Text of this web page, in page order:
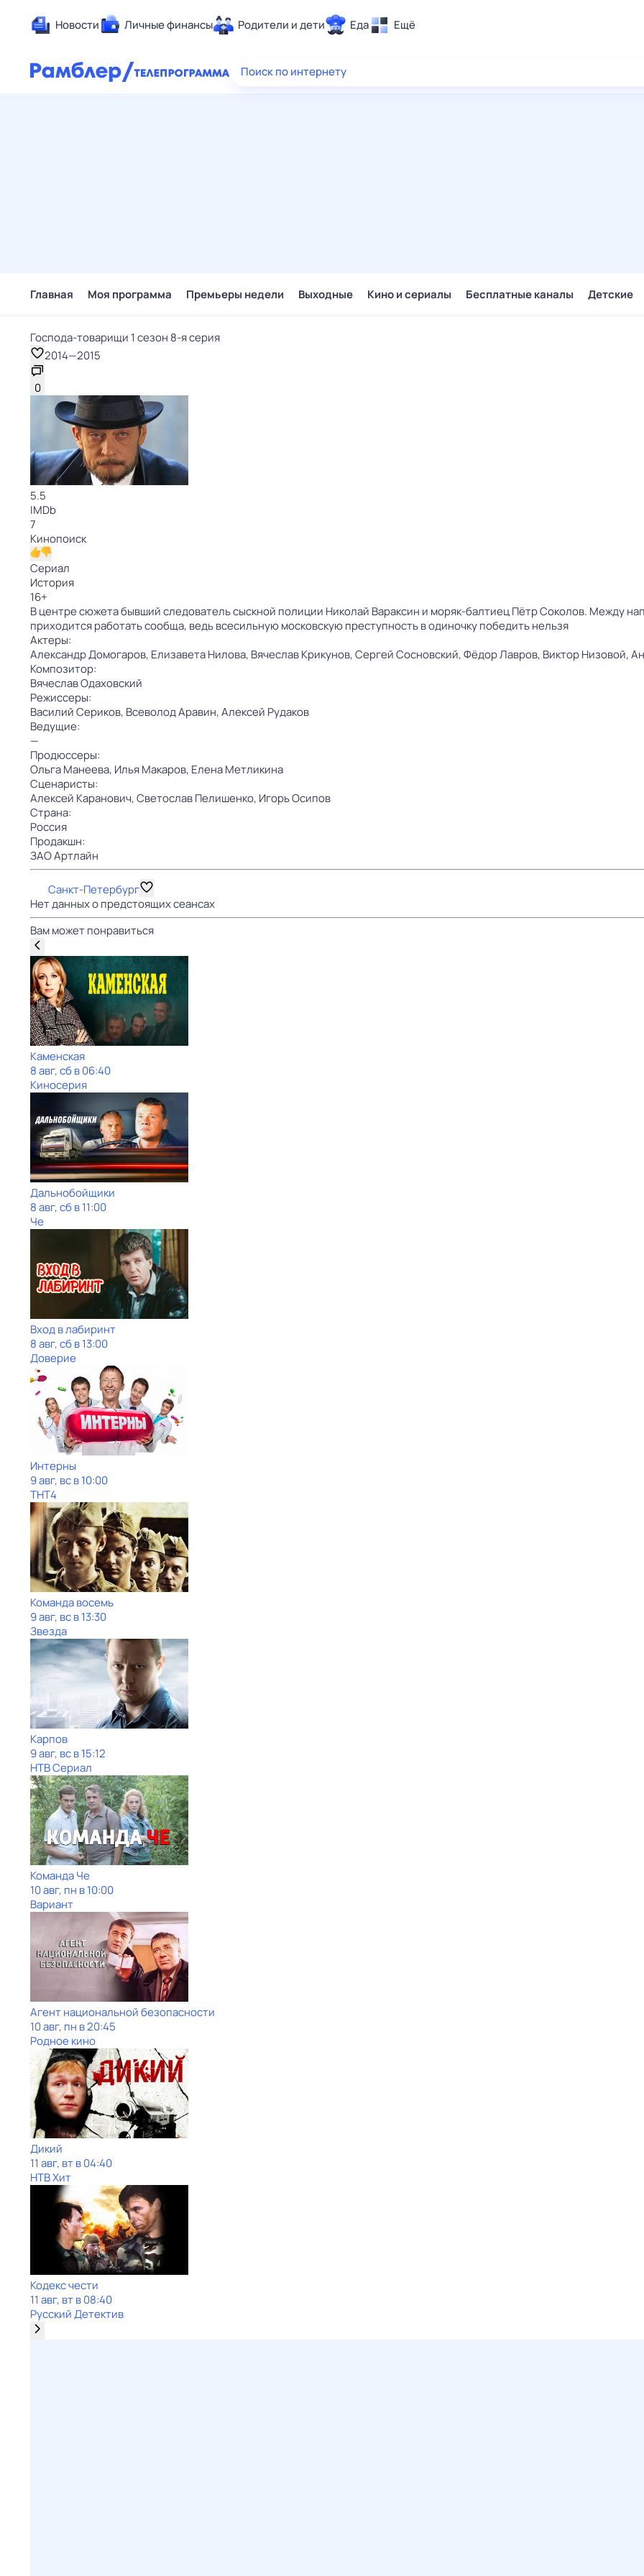
Новости Личные финансы Родители и дети Еда Ещё
Здоровье
Поиск по интернету
Главная Моя программа Премьеры недели Выходные Кино и сериалы Бесплатные каналы Детские
Господа-товарищи 1 сезон 8-я серия
2014—2015
0
5.5
IMDb
7
Кинопоиск
Сериал
История
16+
В центре сюжета бывший следователь сыскной полиции Николай Вараксин и моряк-балтиец Пётр Соколов. Между
приходится работать сообща, ведь всесильную московскую преступность в одиночку победить нельзя
Актеры:
Александр Домогаров, Елизавета Нилова, Вячеслав Крикунов,Сергей Сосновский,Фёдор Лавров, Виктор Низовой,
Композитор:
Вячеслав Одаховский
Режиссеры:
Василий Сериков, Всеволод Аравин,Алексей Рудаков
Ведущие:
—
Продюссеры:
Ольга Манеева, Илья Макаров, Елена Метликина
Сценаристы:
Алексей Каранович,Светослав Пелишенко, Игорь Осипов
Страна:
Россия
Продакшн:
ЗАО Артлайн
Санкт-Петербург
Нет данных о предстоящих сеансах
Вам может понравиться
Каменская
8 авг, сб в 06:40
Киносерия
Дальнобойщики
8 авг, сб в 11:00
Че
Вход в лабиринт
8 авг, сб в 13:00
Доверие
Интерны
9 авг, вс в 10:00
ТНТ4
Команда восемь
9 авг, вс в 13:30
Звезда
Карпов
9 авг, вс в 15:12
НТВ Сериал
Команда Че
10 авг, пн в 10:00
Вариант
Агент национальной безопасности
10 авг, пн в 20:45
Родное кино
Дикий
11 авг, вт в 04:40
НТВ Хит
Кодекс чести
11 авг, вт в 08:40
Русский Детектив